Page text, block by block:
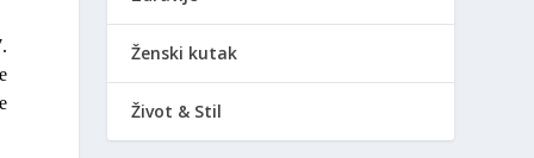
Ženski kutak
Život & Stil